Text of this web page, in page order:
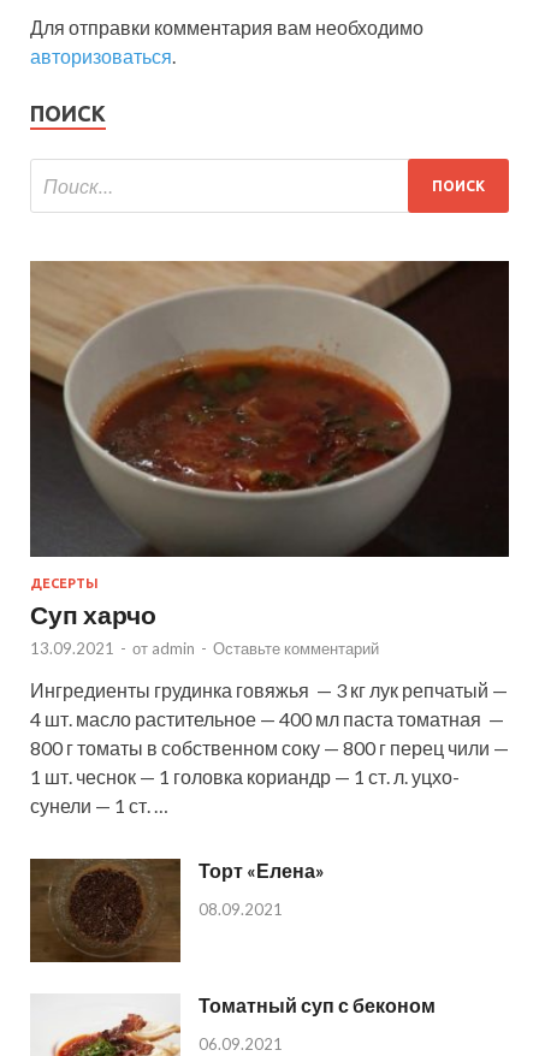
Для отправки комментария вам необходимо
авторизоваться.
ПОИСК
ДЕСЕРТЫ
Суп харчо
13.09.2021 - от admin - Оставьте комментарий
Ингредиенты грудинка говяжья — 3 кг лук репчатый —
4 шт. масло растительное — 400 мл паста томатная —
800 г томаты в собственном соку — 800 г перец чили —
1 шт. чеснок — 1 головка кориандр — 1 ст. л. уцхо-
сунели — 1 ст. …
Торт «Елена»
08.09.2021
Томатный суп с беконом
06.09.2021